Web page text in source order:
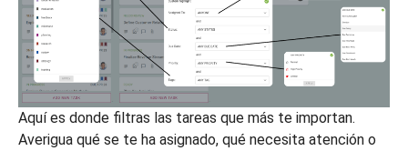
Aquí es donde filtras las tareas que más te importan.
Averigua qué se te ha asignado, qué necesita atención o